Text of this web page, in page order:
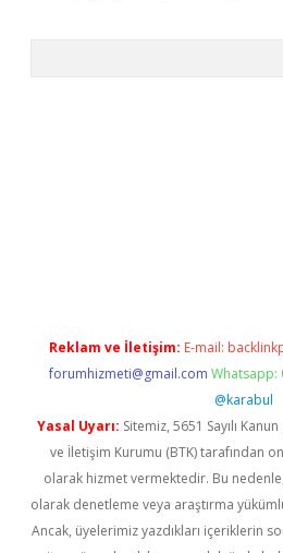
Reklam ve İletişim: E-mail:
forumhizmeti@gmail.com Whatsapp:
@karabul
Yasal Uyarı: Sitemiz, 5651 Sayılı
ve İletişim Kurumu (BTK) tarafından
olarak hizmet vermektedir. Bu
olarak denetleme veya araştırma
Ancak, üyelerimiz yazdıkları içeriklerin